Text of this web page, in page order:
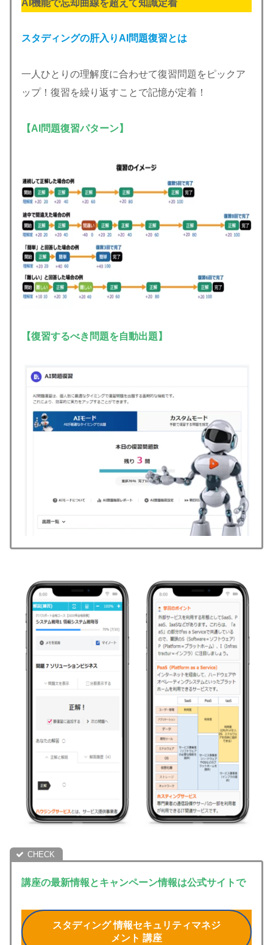
AI機能で忘却曲線を超えて知識定着
スタディングの肝入りAI問題復習とは
一人ひとりの理解度に合わせて復習問題をピックア
ップ！復習を繰り返すことで記憶が定着！
【AI問題復習パターン】
【復習するべき問題を自動出題】
講座の最新情報とキャンペーン情報は公式サイトで
スタディング 情報セキュリティマネジ
メント 講座